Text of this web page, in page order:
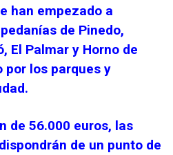
han empezado a
de Pinedo,
El Palmar y Horno de
por los parques y
de 56.000 euros, las
de un punto de